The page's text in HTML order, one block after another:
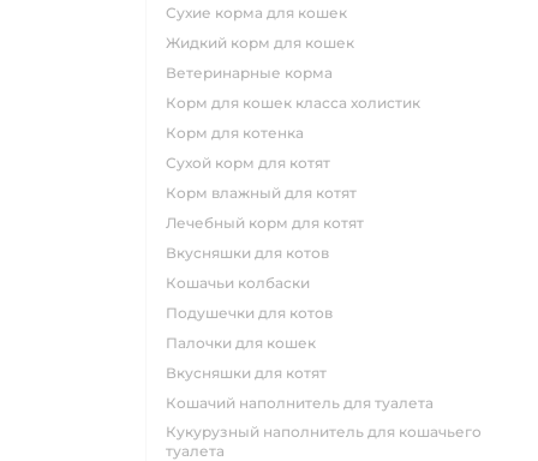
сухие корма для кошек
жидкий корм для кошек
ветеринарные корма
корм для кошек класса холистик
корм для котенка
сухой корм для котят
корм влажный для котят
лечебный корм для котят
вкусняшки для котов
кошачьи колбаски
подушечки для котов
палочки для кошек
вкусняшки для котят
кошачий наполнитель для туалета
кукурузный наполнитель для кошачьего
туалета